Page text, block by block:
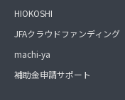
HIOKOSHI
JFAクラウドファンディング
machi-ya
補助金申請サポート